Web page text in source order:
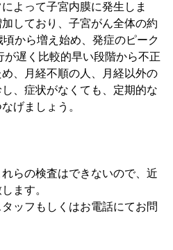
よって子宮内膜に発生しま
しており、子宮がん全体の約
から増え始め、発症のピーク
遅く比較的早い段階から不正
、月経不順の人、月経以外の
、症状がなくても、定期的な
げましょう。
らの検査はできないので、近
ます。
ッフもしくはお電話にてお問